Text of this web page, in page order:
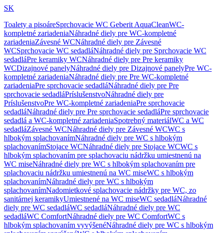
SK
Toalety a pisoáreSprchovacie WC Geberit AquaCleanWC-
kompletné zariadeniaNáhradné diely pre WC-kompletné
zariadeniaZávesné WCNáhradné diely pre Závesné
WCSprchovacie WC sedadláNáhradné diely pre Sprchovacie WC
sedadláPre keramiky WCNáhradné diely pre Pre keramiky
WCDizajnové panelyNáhradné diely pre Dizajnové panelyPre WC-
kompletné zariadeniaNáhradné diely pre Pre WC-kompletné
zariadeniaPre sprchovacie sedadláNáhradné diely pre Pre
sprchovacie sedadláPríslušenstvoNáhradné diely pre
PríslušenstvoPre WC-kompletné zariadeniaPre sprchovacie
sedadláNáhradné diely pre Pre sprchovacie sedadláPre sprchovacie
sedadlá a WC-kompletné zariadeniaSpotrebný materiálWC a WC
sedadláZávesné WCNáhradné diely pre Závesné WCWC s
hlbokým splachovanímNáhradné diely pre WC s hlbokým
splachovanímStojace WCNáhradné diely pre Stojace WCWC s
hlbokým splachovaním pre splachovaciu nádržku umiestnenú na
WC miseNáhradné diely pre WC s hlbokým splachovaním pre
splachovaciu nádržku umiestnenú na WC miseWC s hlbokým
splachovanímNáhradné diely pre WC s hlbokým
splachovanímNadomietkové splachovacie nádržky pre WC, zo
sanitárnej keramikyUmiestnené na WC miseWC sedadláNáhradné
diely pre WC sedadláWC sedadláNáhradné diely pre WC
sedadláWC ComfortNáhradné diely pre WC ComfortWC s
hlbokým splachovaním vyvýšenéNáhradné diely pre WC s hlbokým